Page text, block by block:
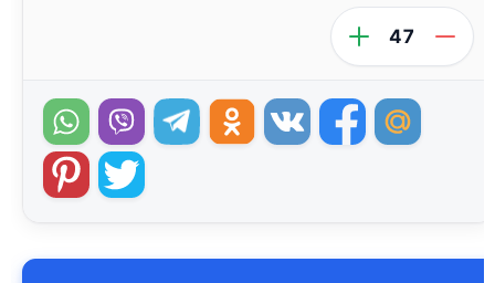
47